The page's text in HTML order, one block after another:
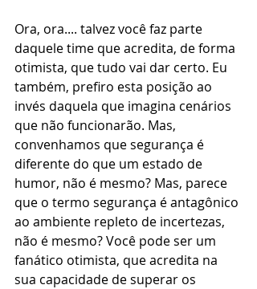
Ora, ora.... talvez você faz parte
daquele time que acredita, de forma
otimista, que tudo vai dar certo. Eu
também, prefiro esta posição ao
invés daquela que imagina cenários
que não funcionarão. Mas,
convenhamos que segurança é
diferente do que um estado de
humor, não é mesmo? Mas, parece
que o termo segurança é antagônico
ao ambiente repleto de incertezas,
não é mesmo? Você pode ser um
fanático otimista, que acredita na
sua capacidade de superar os